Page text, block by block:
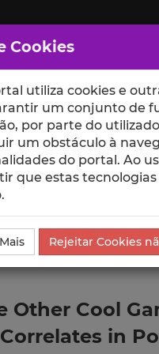
Comunicação
Other Cool
in
Cookies
utiliza cookies e
um conjunto de
por parte do
um obstáculo à
do portal. Ao
que estas
Rejeitar Cookies